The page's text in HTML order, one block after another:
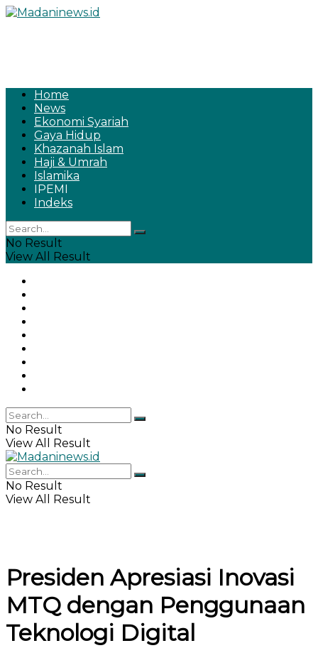
Home
News
Ekonomi Syariah
Gaya Hidup
Khazanah Islam
Haji & Umrah
Islamika
IPEMI
Indeks
No Result
View All Result
No Result
View All Result
No Result
View All Result
Presiden Apresiasi Inovasi
MTQ dengan Penggunaan
Teknologi Digital